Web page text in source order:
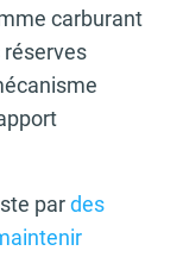
carburant
pardes